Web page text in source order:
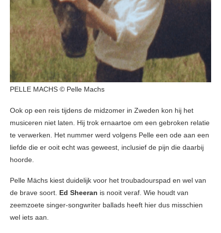
PELLE MACHS © Pelle Machs
Ook op een reis tijdens de midzomer in Zweden kon hij het
musiceren niet laten. Hij trok ernaartoe om een gebroken relatie
te verwerken. Het nummer werd volgens Pelle een ode aan een
liefde die er ooit echt was geweest, inclusief de pijn die daarbij
hoorde.
Pelle Mächs kiest duidelijk voor het troubadourspad en wel van
de brave soort. Ed Sheeran is nooit veraf. Wie houdt van
zeemzoete singer-songwriter ballads heeft hier dus misschien
wel iets aan.